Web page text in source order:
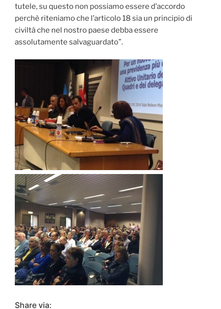
tutele, su questo non possiamo essere d’accordo
perchè riteniamo che l’articolo 18 sia un principio di
civiltà che nel nostro paese debba essere
assolutamente salvaguardato”.
Share via: